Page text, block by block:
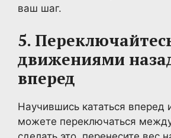
ваш шаг.
5.
движениями
вперед
Научившись кататься вперед
можете переключаться